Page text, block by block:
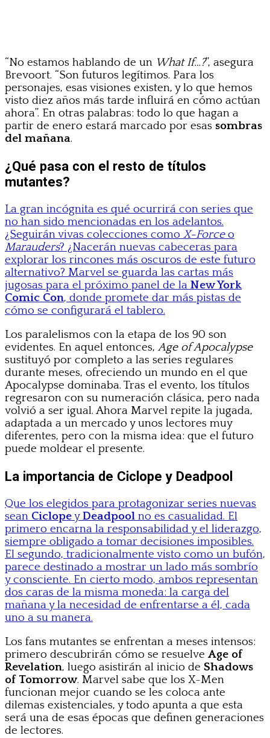
“No estamos hablando de un What If…?”, asegura
Brevoort. “Son futuros legítimos. Para los
personajes, esas visiones existen, y lo que hemos
visto diez años más tarde influirá en cómo actúan
ahora”. En otras palabras: todo lo que hagan a
partir de enero estará marcado por esas sombras
del mañana.
¿Qué pasa con el resto de títulos
mutantes?
La gran incógnita es qué ocurrirá con series que
no han sido mencionadas en los adelantos.
¿Seguirán vivas colecciones como X-Forceo
Marauders? ¿Nacerán nuevas cabeceras para
explorar los rincones más oscuros de este futuro
alternativo? Marvel se guarda las cartas más
jugosas para el próximo panel de la New York
Comic Con, donde promete dar más pistas de
cómo se configurará el tablero.
Los paralelismos con la etapa de los 90 son
evidentes. En aquel entonces,Age of Apocalypse
sustituyó por completo a las series regulares
durante meses, ofreciendo un mundo en el que
Apocalypse dominaba. Tras el evento, los títulos
regresaron con su numeración clásica, pero nada
volvió a ser igual. Ahora Marvel repite la jugada,
adaptada a un mercado y unos lectores muy
diferentes, pero con la misma idea: que el futuro
puede moldear el presente.
La importancia de Ciclope y Deadpool
Que los elegidos para protagonizar series nuevas
sean CiclopeyDeadpool no es casualidad. El
primero encarna la responsabilidad y el liderazgo,
siempre obligado a tomar decisiones imposibles.
El segundo, tradicionalmente visto como un bufón,
parece destinado a mostrar un lado más sombrío
y consciente. En cierto modo, ambos representan
dos caras de la misma moneda: la carga del
mañana y la necesidad de enfrentarse a él, cada
uno a su manera.
Los fans mutantes se enfrentan a meses intensos:
primero descubrirán cómo se resuelve Age of
Revelation, luego asistirán al inicio de Shadows
of Tomorrow. Marvel sabe que los X-Men
funcionan mejor cuando se les coloca ante
dilemas existenciales, y todo apunta a que esta
será una de esas épocas que definen generaciones
de lectores.